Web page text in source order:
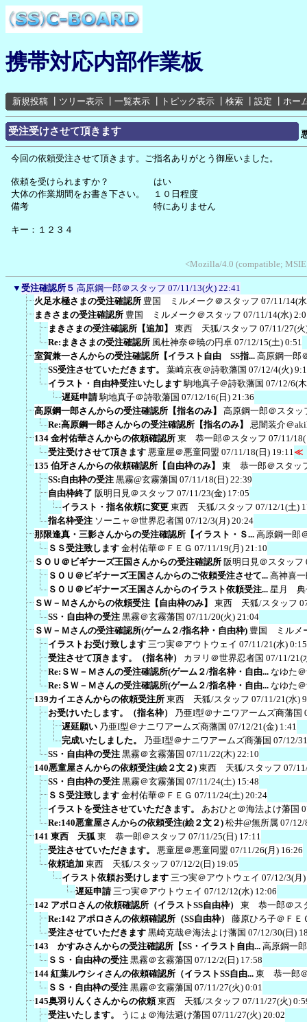
携帯対応内部作業板
新規投稿 ツリー表示 一覧表示 トピック表示 検索 設定 ホー
受注受けさせて頂きます
今回の依頼受注させて頂きます。ご指名ありがとう御座いました。
依頼を受けられますか？ はい
大体の作業期間をお書き下さい。 １０日程度
備考 特にありません
キー：１２３４
<Mozilla/4.0 (compatible;
▼ 受注確認所５ 高原鋼一郎＠スタッフ 07/11/13(火) 22:41
火足水極さまの受注確認所 豊国 ミルメーク＠スタッフ 07/11/14(
まきさまの受注確認所 豊国 ミルメーク＠スタッフ 07/11/14(水)
まきさまの受注確認所【追加】
東西 天狐/スタッフ 07/11/27(
Re:まきさまの受注確認所 風杜神奈＠暁の円卓 07/12/15(土) 0:51
室賀兼一さんからの受注確認所【イラスト自由 SS指... 高原鋼一郎
SS受注させていただきます。
葉崎京夜＠詩歌藩国 07/12/4(火)
イラスト・自由枠受注いたします 駒地真子＠詩歌藩国 07/12/6(
遅延申請 駒地真子＠詩歌藩国 07/12/16(日) 21:36
高原鋼一郎さんからの受注確認所【指名のみ】
高原鋼一郎＠スタッ
Re:高原鋼一郎さんからの受注確認所【指名のみ】
忌闇装介＠
134 金村佑華さんからの依頼確認所 東 恭一郎＠スタッフ 07/11/
受注受けさせて頂きます 悪童屋＠悪童同盟 07/11/18(日) 19:11 ≪
135 伯牙さんからの依頼確認所【自由枠のみ】
東 恭一郎＠スタッ
SS:自由枠の受注 黒霧@玄霧藩国 07/11/18(日) 22:39
自由枠終了 阪明日見＠スタッフ 07/11/23(金) 17:05
イラスト・指名依頼に変更 東西 天狐/スタッフ 07/12/1(土)
指名枠受注 ソーニャ＠世界忍者国 07/12/3(月) 20:24
那限逢真・三影さんからの受注確認所【イラスト・Ｓ... 高原鋼一郎
ＳＳ受注致します 金村佑華＠ＦＥＧ 07/11/19(月) 21:10
ＳＯＵ＠ビギナーズ王国さんからの受注確認所 阪明日見＠スタッフ
ＳＯＵ＠ビギナーズ王国さんからのご依頼受注させて... 高神喜
ＳＯＵ＠ビギナーズ王国さんからのイラスト依頼受注... 星月 典
ＳＷ－Ｍさんからの依頼受注【自由枠のみ】
東西 天狐/スタッフ
SS・自由枠の受注 黒霧＠玄霧藩国 07/11/20(火) 21:04
ＳＷ－Ｍさんの受注確認所(ゲーム２/指名枠・自由枠) 豊国 ミルメ
イラストお受け致します 三つ実＠アウトウェイ 07/11/21(水) 0:15
受注させて頂きます。（指名枠）
カヲリ＠世界忍者国 07/11/21(
Re:ＳＷ－Ｍさんの受注確認所(ゲーム２/指名枠・自由... なゆた
Re:ＳＷ－Ｍさんの受注確認所(ゲーム２/指名枠・自由... なゆた
139カイエさんからの依頼受注所 東西 天狐/スタッフ 07/11/21(水)
お受けいたします。（指名枠）
乃亜I型＠ナニワアームズ商藩国
遅延願い 乃亜I型＠ナニワアームズ商藩国 07/12/21(金) 1:41
完成いたしました。
乃亜I型＠ナニワアームズ商藩国 07/12/
SS・自由枠の受注 黒霧＠玄霧藩国 07/11/22(木) 22:10
140悪童屋さんからの依頼受注(絵２文２) 東西 天狐/スタッフ 07/
SS・自由枠の受注 黒霧＠玄霧藩国 07/11/24(土) 15:48
ＳＳ受注致します 金村佑華＠ＦＥＧ 07/11/24(土) 20:24
イラストを受注させていただきます。
あおひと＠海法よけ藩国
Re:140悪童屋さんからの依頼受注(絵２文２) 松井@無所属 07/12/
141 東西 天狐 東 恭一郎＠スタッフ 07/11/25(日) 17:11
受注させていただきます。
悪童屋＠悪童同盟 07/11/26(月) 16:26
依頼追加 東西 天狐/スタッフ 07/12/2(日) 19:05
イラスト依頼お受けします 三つ実＠アウトウェイ 07/12/3(月
遅延申請 三つ実＠アウトウェイ 07/12/12(水) 12:06
142 アポロさんの依頼確認所（イラストSS自由枠）
東 恭一郎＠ス
Re:142 アポロさんの依頼確認所（SS自由枠）
藤原ひろ子＠ＦＥ
受注させていただきます 黒崎克哉＠海法よけ藩国 07/12/30(日)
143 かすみさんからの受注確認所【SS・イラスト自由... 高原鋼一
ＳＳ・自由枠の受注 黒霧＠玄霧藩国 07/12/2(日) 17:58
144 紅葉ルウシィさんの依頼確認所（イラストSS自由... 東 恭一郎
ＳＳ・自由枠の受注 黒霧＠玄霧藩国 07/11/27(火) 0:01
145奥羽りんくさんからの依頼 東西 天狐/スタッフ 07/11/27(火)
受注いたします。
うにょ＠海法避け藩国 07/11/27(火) 20:02